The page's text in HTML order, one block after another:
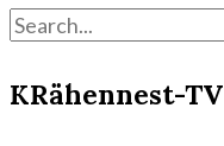
KRähennest-TV